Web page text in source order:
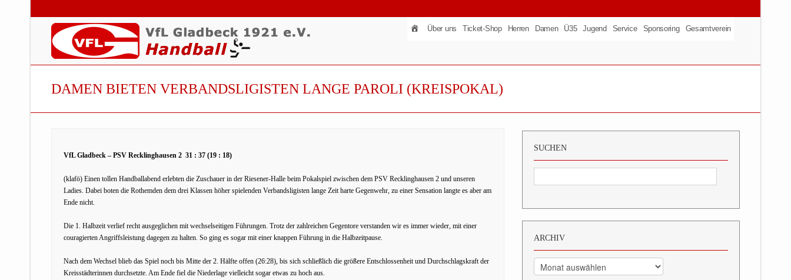
Über uns Ticket-Shop Herren Damen Ü35 Jugend Service Sponsoring Gesamtverein
DAMEN BIETEN VERBANDSLIGISTEN LANGE PAROLI (KREISPOKAL)
VfL Gladbeck – PSV Recklinghausen 2 31 : 37 (19 : 18)
(klafö) Einen tollen Handballabend erlebten die Zuschauer in der Riesener-Halle beim Pokalspiel zwischen dem PSV Recklinghausen 2 und unseren
Ladies. Dabei boten die Rothemden dem drei Klassen höher spielenden Verbandsligisten lange Zeit harte Gegenwehr, zu einer Sensation langte es aber am
Ende nicht.
Die 1. Halbzeit verlief recht ausgeglichen mit wechselseitigen Führungen. Trotz der zahlreichen Gegentore verstanden wir es immer wieder, mit einer
couragierten Angriffsleistung dagegen zu halten. So ging es sogar mit einer knappen Führung in die Halbzeitpause.
Nach dem Wechsel blieb das Spiel noch bis Mitte der 2. Hälfte offen (26:28), bis sich schließlich die größere Entschlossenheit und Durchschlagskraft der
Kreisstädterinnen durchsetzte. Am Ende fiel die Niederlage vielleicht sogar etwas zu hoch aus.
SUCHEN
ARCHIV
Archiv